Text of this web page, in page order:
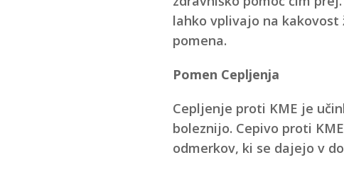
lahko vplivajo na
pomena.
Pomen Cepljenja
Cepljenje proti KME je
boleznijo. Cepivo proti
odmerkov, ki se dajejo v